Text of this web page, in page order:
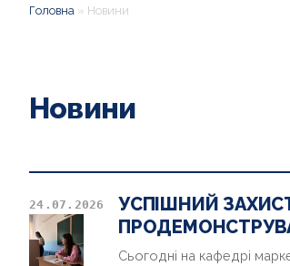
Головна » Новини
Новини
24.07.2026
УСПІШНИЙ
Сьогодні на кафедрі